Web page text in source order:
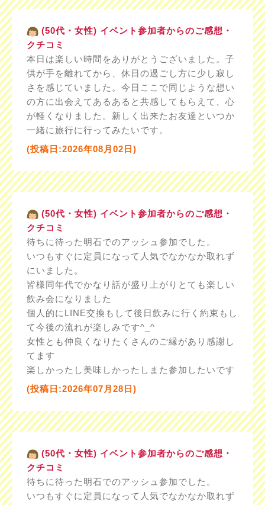
(50代・女性) イベント参加者からのご感想・
クチコミ
本日は楽しい時間をありがとうございました。子
供が手を離れてから、休日の過ごし方に少し寂し
さを感じていました。今日ここで同じような想い
の方に出会えてあるあると共感してもらえて、心
が軽くなりました。新しく出来たお友達といつか
一緒に旅行に行ってみたいです。
(投稿日:2026年08月02日)
(50代・女性) イベント参加者からのご感想・
クチコミ
待ちに待った明石でのアッシュ参加でした。
いつもすぐに定員になって人気でなかなか取れず
にいました。
皆様同年代でかなり話が盛り上がりとても楽しい
飲み会になりました
個人的にLINE交換もして後日飲みに行く約束もし
て今後の流れが楽しみです^_^
女性とも仲良くなりたくさんのご縁があり感謝し
てます
楽しかったし美味しかったしまた参加したいです
(投稿日:2026年07月28日)
(50代・女性) イベント参加者からのご感想・
クチコミ
待ちに待った明石でのアッシュ参加でした。
いつもすぐに定員になって人気でなかなか取れず